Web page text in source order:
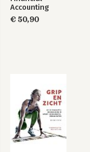
Accounting
€ 50,90